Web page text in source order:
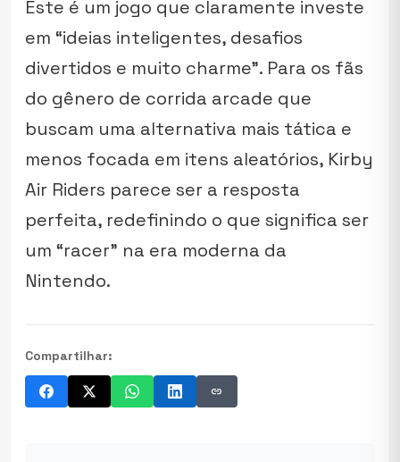
Este é um jogo que claramente investe
em “ideias inteligentes, desafios
divertidos e muito charme”. Para os fãs
do gênero de corrida arcade que
buscam uma alternativa mais tática e
menos focada em itens aleatórios, Kirby
Air Riders parece ser a resposta
perfeita, redefinindo o que significa ser
um “racer” na era moderna da
Nintendo.
Compartilhar:
link